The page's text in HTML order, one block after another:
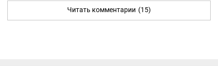
Читать комментарии (15)